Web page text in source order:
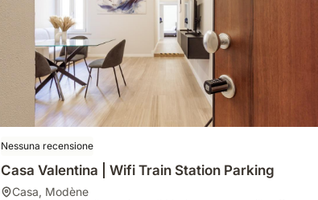
Nessuna recensione
Casa Valentina | Wifi Train Station Parking
casa, Modène